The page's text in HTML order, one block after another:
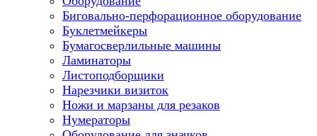
Биговально-перфорационное оборудование
Буклетмейкеры
Бумагосверлильные машины
Ламинаторы
Листоподборщики
Нарезчики визиток
Ножи и марзаны для резаков
Нумераторы